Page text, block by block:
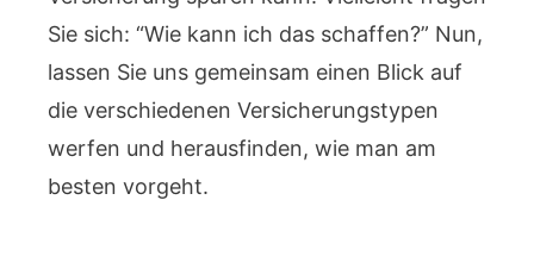
Sie sich: “Wie kann ich das schaffen?” Nun,
lassen Sie uns gemeinsam einen Blick auf
die verschiedenen Versicherungstypen
werfen und herausfinden, wie man am
besten vorgeht.